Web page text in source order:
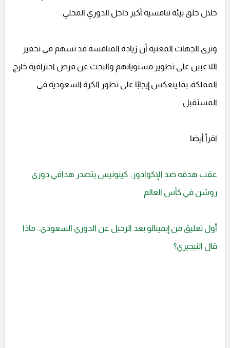
خلال خلق بيئة تنافسية أكبر داخل الدوري المحلي.
وترى الجهات المعنية أن زيادة المنافسة قد تسهم في تحفيز
اللاعبين على تطوير مستوياتهم والبحث عن فرص احترافية خارج
المملكة، بما ينعكس إيجابًا على تطور الكرة السعودية في
المستقبل.
اقرأ أيضا
عقب هدفه ضد الإكوادور.. كينونيس يتصدر هدافي دوري
روشن في كأس العالم
أول تعليق من إيمينالو بعد الرحيل عن الدوري السعودي.. ماذا
قال النيجيري؟